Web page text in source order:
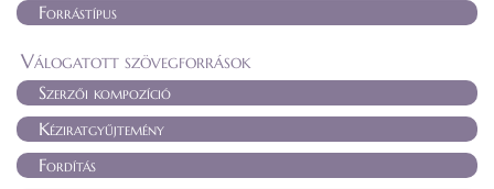
Forrástípus
Válogatott szövegforrások
Szerzői kompozíció
Kéziratgyűjtemény
Fordítás